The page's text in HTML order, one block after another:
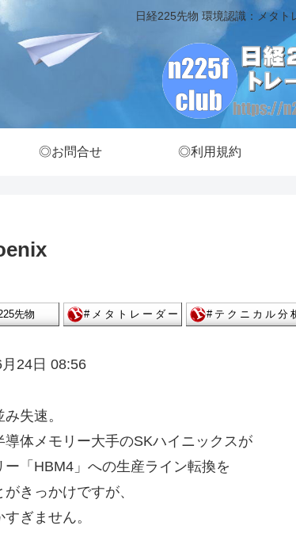
日経225先物 環境認識：メタト
◎お問合せ ◎利用規約
24日 08:56
失速。
体メモリー大手のSKハイニックスが
「HBM4」への生産ライン転換を
きっかけですが、
ぎません。